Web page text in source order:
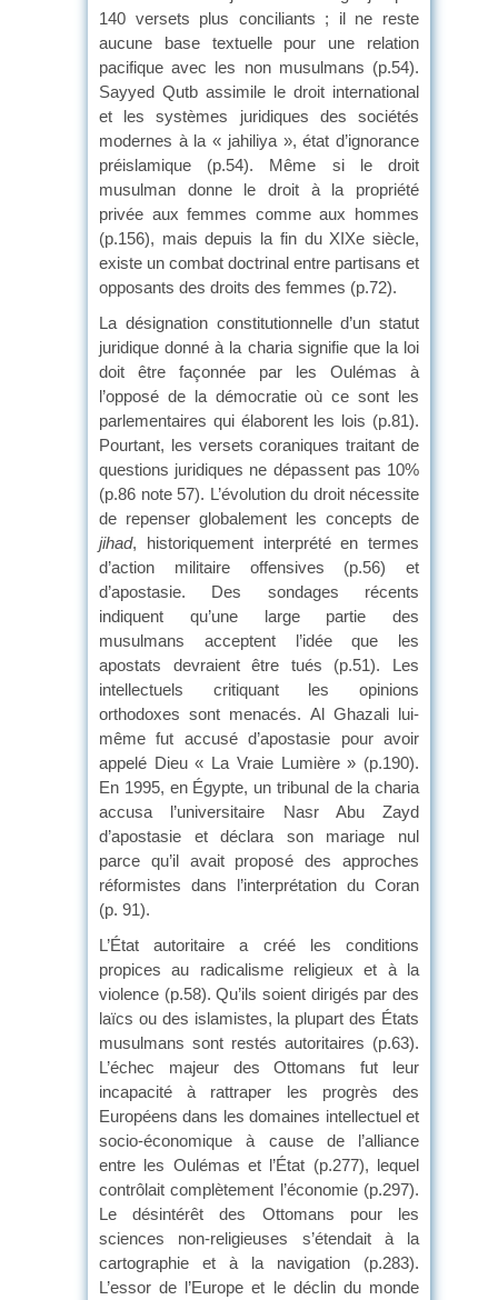
140 versets plus conciliants ; il ne reste
aucune base textuelle pour une relation
pacifique avec les non musulmans (p.54).
Sayyed Qutb assimile le droit international
et les systèmes juridiques des sociétés
modernes à la « jahiliya », état d’ignorance
préislamique (p.54). Même si le droit
musulman donne le droit à la propriété
privée aux femmes comme aux hommes
(p.156), mais depuis la fin du XIXe siècle,
existe un combat doctrinal entre partisans et
opposants des droits des femmes (p.72).
La désignation constitutionnelle d’un statut
juridique donné à la charia signifie que la loi
doit être façonnée par les Oulémas à
l’opposé de la démocratie où ce sont les
parlementaires qui élaborent les lois (p.81).
Pourtant, les versets coraniques traitant de
questions juridiques ne dépassent pas 10%
(p.86 note 57). L’évolution du droit nécessite
de repenser globalement les concepts de
jihad, historiquement interprété en termes
d’action militaire offensives (p.56) et
d’apostasie. Des sondages récents
indiquent qu’une large partie des
musulmans acceptent l’idée que les
apostats devraient être tués (p.51). Les
intellectuels critiquant les opinions
orthodoxes sont menacés. Al Ghazali lui-
même fut accusé d’apostasie pour avoir
appelé Dieu « La Vraie Lumière » (p.190).
En 1995, en Égypte, un tribunal de la charia
accusa l’universitaire Nasr Abu Zayd
d’apostasie et déclara son mariage nul
parce qu’il avait proposé des approches
réformistes dans l’interprétation du Coran
(p. 91).
L’État autoritaire a créé les conditions
propices au radicalisme religieux et à la
violence (p.58). Qu’ils soient dirigés par des
laïcs ou des islamistes, la plupart des États
musulmans sont restés autoritaires (p.63).
L’échec majeur des Ottomans fut leur
incapacité à rattraper les progrès des
Européens dans les domaines intellectuel et
socio-économique à cause de l’alliance
entre les Oulémas et l’État (p.277), lequel
contrôlait complètement l’économie (p.297).
Le désintérêt des Ottomans pour les
sciences non-religieuses s’étendait à la
cartographie et à la navigation (p.283).
L’essor de l’Europe et le déclin du monde